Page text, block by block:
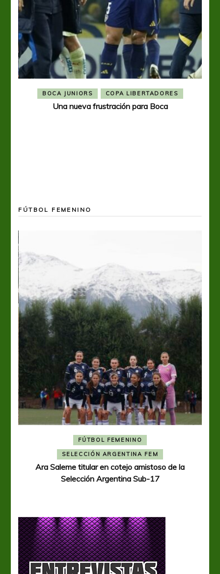
BOCA JUNIORS COPA LIBERTADORES
Una nueva frustración para Boca
FÚTBOL FEMENINO
FÚTBOL FEMENINO
SELECCIÓN ARGENTINA FEM
Ara Saleme titular en cotejo amistoso de la
Selección Argentina Sub-17